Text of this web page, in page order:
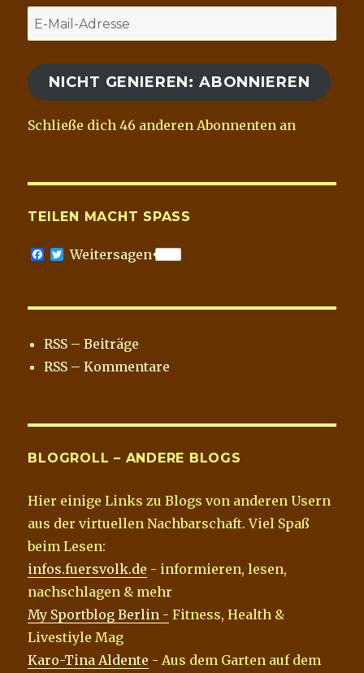
E-
Mail-
Adresse
NICHT GENIEREN: ABONNIEREN
Schließe dich 46 anderen Abonnenten an
TEILEN MACHT SPASS
F
b
k
T
t
Weitersagen
RSS – Beiträge
RSS – Kommentare
BLOGROLL – ANDERE BLOGS
Hier einige Links zu Blogs von anderen Usern
aus der virtuellen Nachbarschaft. Viel Spaß
beim Lesen:
infos.fuersvolk.de - informieren, lesen,
nachschlagen & mehr
My Sportblog Berlin - Fitness, Health &
Livestiyle Mag
Karo-Tina Aldente - Aus dem Garten auf dem